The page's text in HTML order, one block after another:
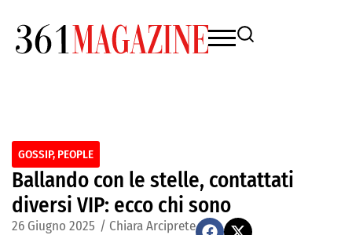
GOSSIP, PEOPLE
Ballando con le stelle, contattati
diversi VIP: ecco chi sono
26 Giugno 2025 / Chiara Arciprete